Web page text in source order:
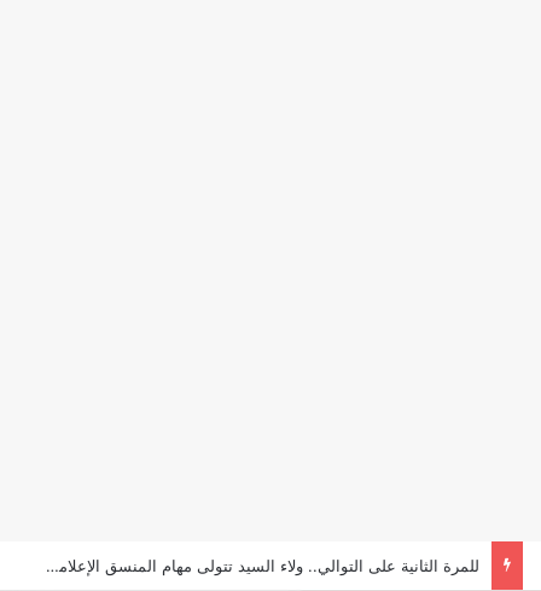
للمرة الثانية على التوالي.. ولاء السيد تتولى مهام المنسق الإعلامي لمهرجان “الأفضل بين الأفضل” في دورته الخامسة